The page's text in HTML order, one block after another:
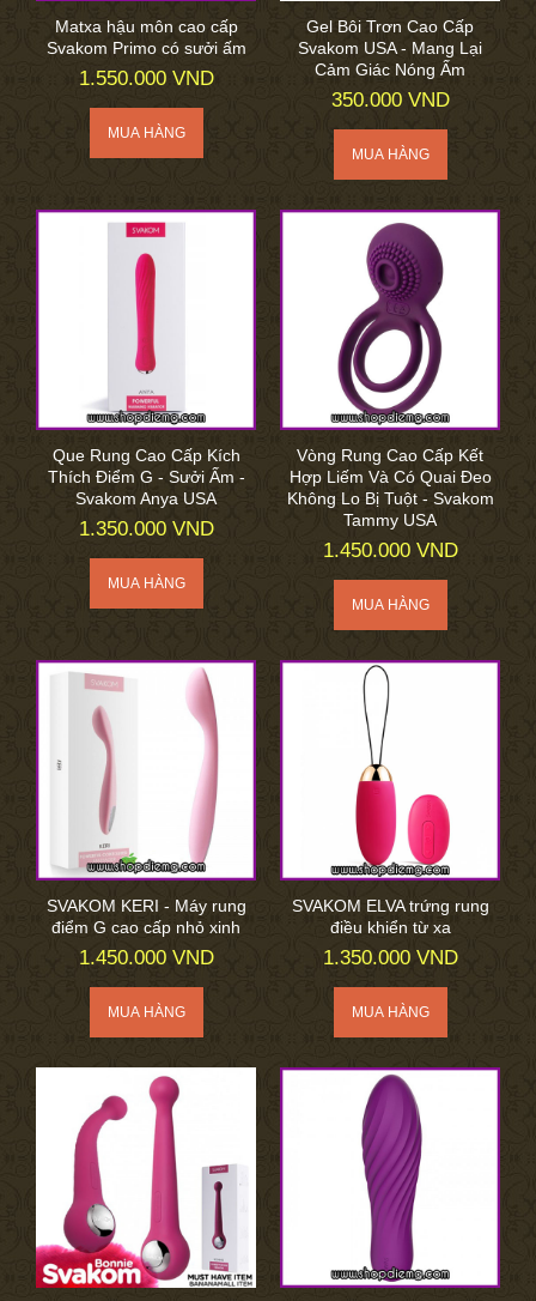
Matxa hậu môn cao cấp
Svakom Primo có sưởi ấm
1.550.000 VND
Gel Bôi Trơn Cao Cấp
Svakom USA - Mang Lại
Cảm Giác Nóng Ấm
350.000 VND
Que Rung Cao Cấp Kích
Thích Điểm G - Sưởi Ấm -
Svakom Anya USA
1.350.000 VND
Vòng Rung Cao Cấp Kết
Hợp Liếm Và Có Quai Đeo
Không Lo Bị Tuột - Svakom
Tammy USA
1.450.000 VND
SVAKOM KERI - Máy rung
điểm G cao cấp nhỏ xinh
1.450.000 VND
SVAKOM ELVA trứng rung
điều khiển từ xa
1.350.000 VND